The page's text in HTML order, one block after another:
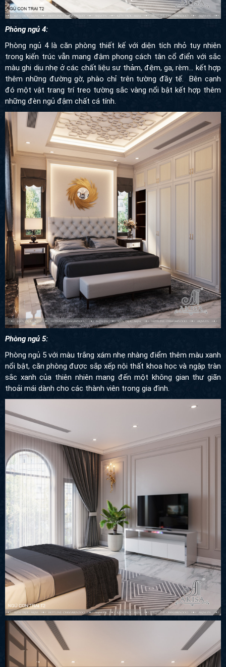
Phòng ngủ 4:
Phòng ngủ 4 là căn phòng thiết kế với diện tích nhỏ tuy nhiên
trong kiến trúc vẫn mang đậm phong cách tân cổ điển với sắc
màu ghi dịu nhẹ ở các chất liệu sư thảm, đệm, ga, rèm... kết hợp
thêm những đường gờ, phào chỉ trên tường đầy tế. Bên cạnh
đó một vật trang trí treo tường sắc vàng nổi bật kết hợp thêm
những đèn ngủ đậm chất cá tính.
Phòng ngủ 5:
Phòng ngủ 5 với màu trắng xám nhẹ nhàng điểm thêm màu xanh
nổi bật, căn phòng được sắp xếp nội thất khoa học và ngập tràn
sắc xanh của thiên nhiên mang đến một không gian thư giãn
thoải mái dành cho các thành viên trong gia đình.